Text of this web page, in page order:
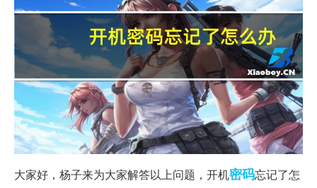
大家好，杨子来为大家解答以上问题，开机密码忘记了怎